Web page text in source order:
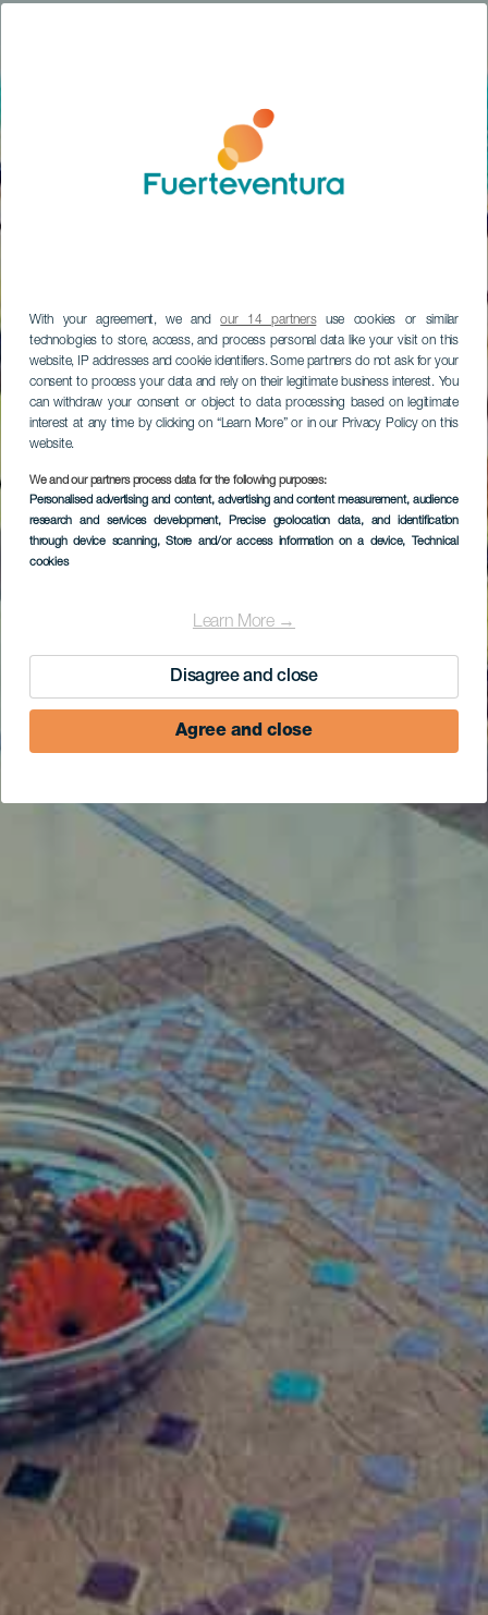
With your agreement, we andour 14 partnersuse cookies or similar
technologies to store, access, and process personal data like your visit on this
website, IP addresses and cookie identifiers. Some partners do not ask for your
consent to process your data and rely on their legitimate business interest. You
can withdraw your consent or object to data processing based on legitimate
interest at any time by clicking on “Learn More” or in our Privacy Policy on this
website.
We and our partners process data for the following purposes:
Personalised advertising and content, advertising and content measurement, audience
research and services development, Precise geolocation data, and identification
through device scanning, Store and/or access information on a device, Technical
cookies
Learn More →
Disagree and close
Agree and close